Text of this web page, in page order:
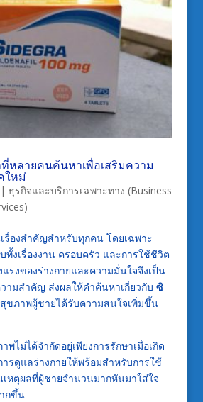
ที่หลายคนค้นหาเพื่อเสริมความ
ใหม่
| ธุรกิจและบริการเฉพาะทาง (Business
รื่องสำคัญสำหรับทุกคน โดยเฉพาะ
ทั้งเรื่องงาน ครอบครัว และการใช้ชีวิต
รงของร่างกายและความมั่นใจจึงเป็น
ามสำคัญ ส่งผลให้คำค้นหาเกี่ยวกับ ซิ
ขภาพผู้ชายได้รับความสนใจเพิ่มขึ้น
ไม่ได้จำกัดอยู่เพียงการรักษาเมื่อเกิด
รดูแลร่างกายให้พร้อมสำหรับการใช้
หตุผลที่ผู้ชายจำนวนมากหันมาใส่ใจ
กขึ้น